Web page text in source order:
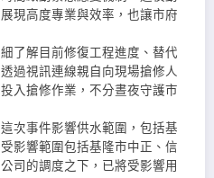
現高度專業與效率，也讓市府
了解目前修復工程進度、替代
過視訊連線親自向現場搶修人
入搶修作業，不分晝夜守護市
次事件影響供水範圍，包括基
影響範圍包括基隆市中正、信
司的調度之下，已將受影響用